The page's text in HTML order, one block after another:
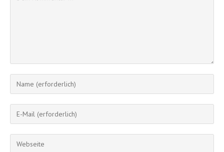
Gib
deinen
Namen
oder
zum
Gib
deine
E-
Mail-
Gib